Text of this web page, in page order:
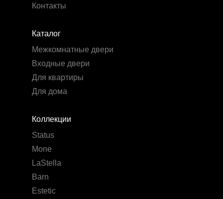
Коллекции
Status
Mone
LaStella
Barn
Estetic
Каталог
Межкомнатные двери
Входные двери
Для квартиры
Для дома
Контакты